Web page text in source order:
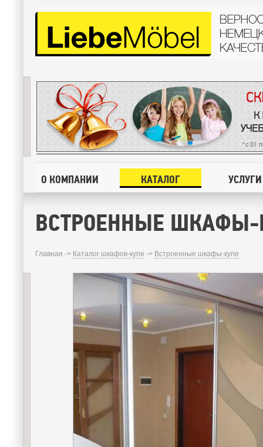
О КОМПАНИИ КАТАЛОГ УСЛУГИ
ВСТРОЕННЫЕ ШКАФЫ-
Главная -> Каталог шкафов-купе -> Встроенные шкафы-купе